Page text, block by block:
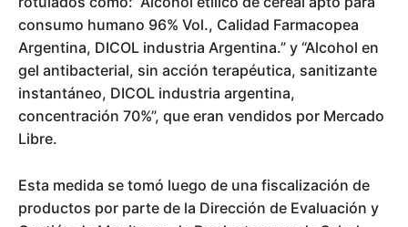
consumo humano 96% Vol., Calidad Farmacopea
Argentina, DICOL industria Argentina.” y “Alcohol en
gel antibacterial, sin acción terapéutica, sanitizante
instantáneo, DICOL industria argentina,
concentración 70%”, que eran vendidos por Mercado
Libre.
Esta medida se tomó luego de una fiscalización de
productos por parte de la Dirección de Evaluación y